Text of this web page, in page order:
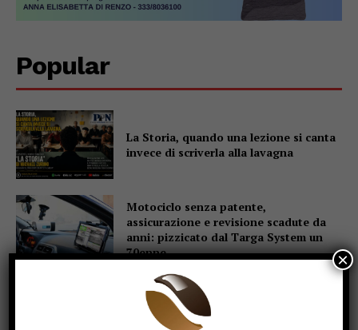
Popular
La Storia, quando una lezione si canta
invece di scriverla alla lavagna
Motociclo senza patente,
assicurazione e revisione scadute da
anni: pizzicato dal Targa System un
70enne
San Sisto sott’acqua dopo i lavori,
Forza Italia: “Basta una pioggia per far
×